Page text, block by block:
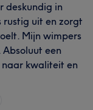
deskundig in
uit en zorgt
Mijn wimpers
een
naar kwaliteit en